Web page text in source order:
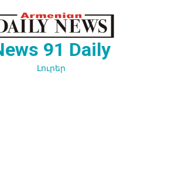
91 Daily
Լուրեր